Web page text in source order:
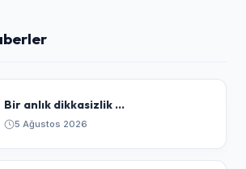
Bir anlık dikkasizlik ...
5 Ağustos 2026